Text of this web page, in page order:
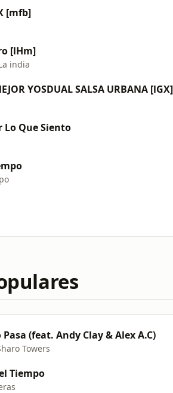
[mfb]
[lHm]
india
YOSDUAL SALSA URBANA [lGX]
Lo Que Siento
Pasa (feat. Andy Clay & Alex A.C)
Towers
Tiempo